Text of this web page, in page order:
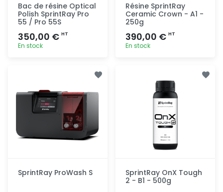
Bac de résine Optical
Polish SprintRay Pro
55 / Pro 55S
350,00 € HT
En stock
Résine SprintRay
Ceramic Crown - A1 -
250g
390,00 € HT
En stock
SprintRay ProWash S
SprintRay OnX Tough
2 - B1 - 500g